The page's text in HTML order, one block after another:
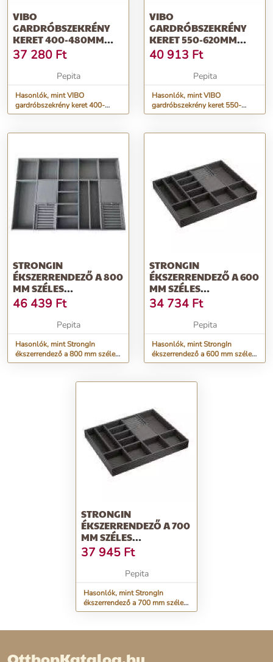
VIBO
GARDRÓBSZEKRÉNY
KERET 400-480MM
CSILLAPÍTOTT TELJES
KIHUZÁSÚ
37 280 Ft
Pepita
Hasonlók, mint VIBO
gardróbszekrény keret 400-
480mm csillapított teljes
VIBO
GARDRÓBSZEKRÉNY
KERET 550-620MM
CSILLAPÍTOTT TELJES
KIHUZÁSÚ
40 913 Ft
Pepita
Hasonlók, mint VIBO
gardróbszekrény keret 550-
620mm csillapított teljes
STRONGIN
ÉKSZERRENDEZŐ A 800
MM SZÉLES
GARDRÓBSZEKRÉNY
FIÓKBA
46 439 Ft
Pepita
Hasonlók, mint StrongIn
ékszerrendező a 800 mm széles
gardróbszekrény fiókba
STRONGIN
ÉKSZERRENDEZŐ A 600
MM SZÉLES
GARDRÓBSZEKRÉNY
FIÓKBA
34 734 Ft
Pepita
Hasonlók, mint StrongIn
ékszerrendező a 600 mm széles
gardróbszekrény fiókba
STRONGIN
ÉKSZERRENDEZŐ A 700
MM SZÉLES
GARDRÓBSZEKRÉNY
FIÓKBA
37 945 Ft
Pepita
Hasonlók, mint StrongIn
ékszerrendező a 700 mm széles
gardróbszekrény fiókba